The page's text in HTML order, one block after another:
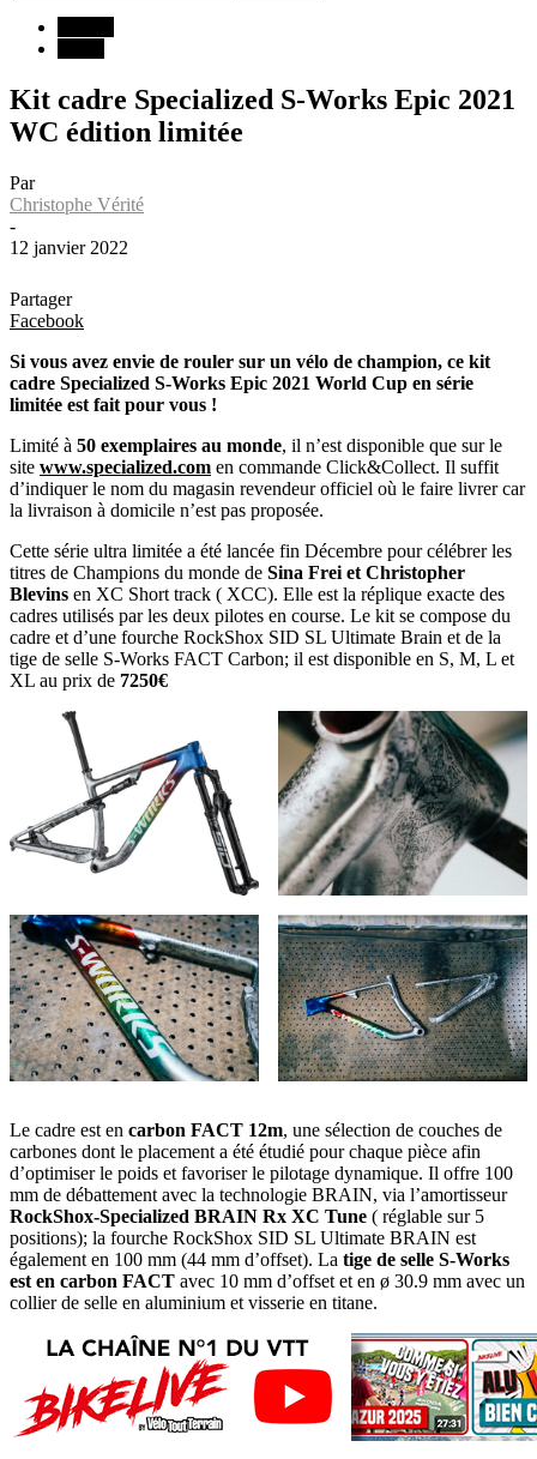
Kit cadre Specialized S-Works Epic 2021
WC édition limitée
Par
Christophe Vérité
-
12 janvier 2022
Partager
Facebook
Si vous avez envie de rouler sur un vélo de champion, ce kit
cadre Specialized S-Works Epic 2021 World Cup en série
limitée est fait pour vous !
Limité à 50 exemplaires au monde, il n’est disponible que sur le
site www.specialized.com en commande Click&Collect. Il suffit
d’indiquer le nom du magasin revendeur officiel où le faire livrer car
la livraison à domicile n’est pas proposée.
Cette série ultra limitée a été lancée fin Décembre pour célébrer les
titres de Champions du monde de Sina Frei et Christopher
Blevins en XC Short track ( XCC). Elle est la réplique exacte des
cadres utilisés par les deux pilotes en course. Le kit se compose du
cadre et d’une fourche RockShox SID SL Ultimate Brain et de la
tige de selle S-Works FACT Carbon; il est disponible en S, M, L et
XL au prix de 7250€
Le cadre est en carbon FACT 12m, une sélection de couches de
carbones dont le placement a été étudié pour chaque pièce afin
d’optimiser le poids et favoriser le pilotage dynamique. Il offre 100
mm de débattement avec la technologie BRAIN, via l’amortisseur
RockShox-Specialized BRAIN Rx XC Tune ( réglable sur 5
positions); la fourche RockShox SID SL Ultimate BRAIN est
également en 100 mm (44 mm d’offset). La tige de selle S-Works
est en carbon FACT avec 10 mm d’offset et en ø 30.9 mm avec un
collier de selle en aluminium et visserie en titane.